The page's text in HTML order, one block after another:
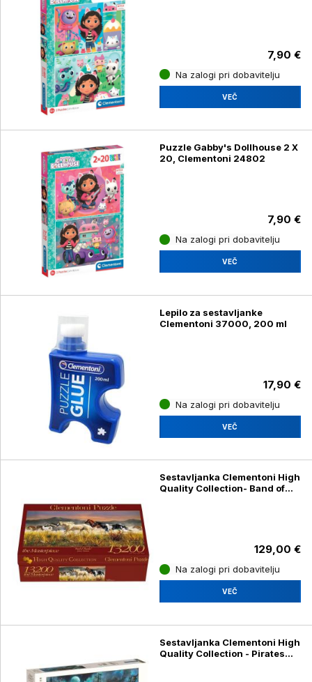
7,90 €
Na zalogi pri dobavitelju
VEČ
Puzzle Gabby's Dollhouse 2 X
20, Clementoni 24802
7,90 €
Na zalogi pri dobavitelju
VEČ
Lepilo za sestavljanke
Clementoni 37000, 200 ml
17,90 €
Na zalogi pri dobavitelju
VEČ
Sestavljanka Clementoni High
Quality Collection- Band of
129,00 €
Na zalogi pri dobavitelju
VEČ
Sestavljanka Clementoni High
Quality Collection - Pirates